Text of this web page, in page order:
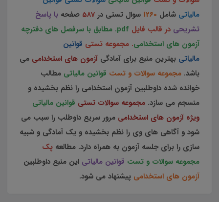
مالیاتی شامل 1260 سوال تستی در 587 صفحه با پاسخ
تشریحی در قالب فایل
pdf. مطابق با سرفصل های دفترچه
آزمون های استخدامی. مجموعه تستی قوانین
مالیاتی بهترین منبع برای آمادگی آزمون های استخدامی می
باشد. مجموعه سوالات و تست قوانین مالیاتی مطالب
خوانده شده داوطلبین آزمون استخدامی را نظم بخشیده و
منسجم می سازد. مجموعه سوالات تستی قوانین مالیاتی
ویژه آزمون های استخدامی مرور سریع داوطلب را سبب می
شود و آگاهی های وی را نظم بخشیده و یک آمادگی و شبیه
سازی را برای جلسه آزمون به همراه دارد. مطالعه پک
مجموعه سوالات و تست قوانین مالیاتی این منبع داوطلبین
آزمون های استخدامی پیشنهاد می شود.